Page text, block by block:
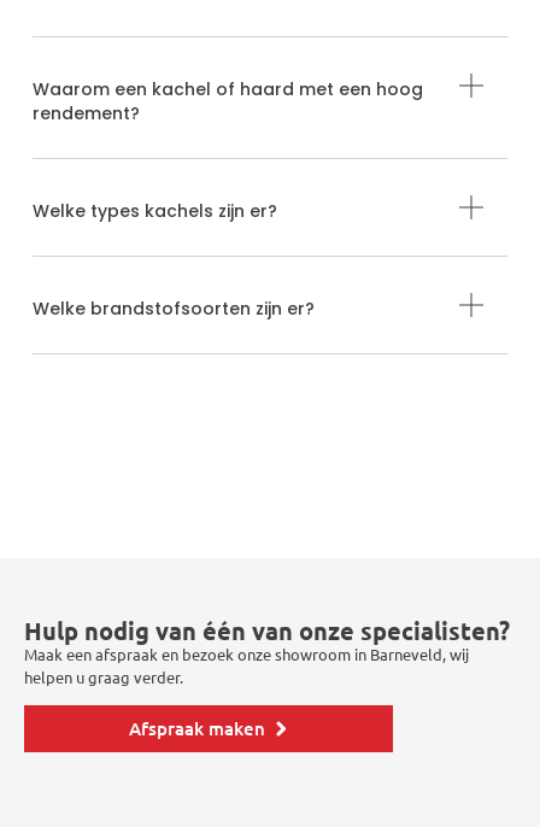
Waarom een kachel of haard met een hoog
rendement?
Welke types kachels zijn er?
Welke brandstofsoorten zijn er?
Hulp nodig van één van onze specialisten?
Maak een afspraak en bezoek onze showroom in Barneveld, wij
helpen u graag verder.
Afspraak maken